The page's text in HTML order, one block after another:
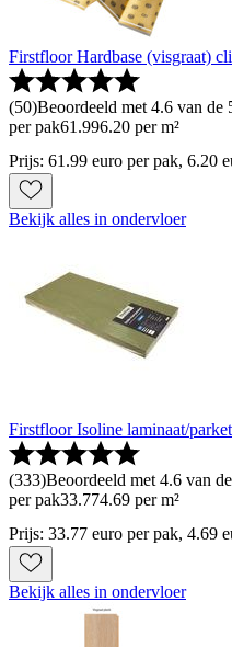
Firstfloor Hardbase (visgraat)
(50)Beoordeeld met 4.6 van de
per pak61 .996.20 per m²
Prijs: 61.99 euro per pak, 6.20
Bekijk alles in ondervloer
Firstfloor Isoline laminaat/
(333)Beoordeeld met 4.6 van
per pak33.774.69 per m²
Prijs: 33.77 euro per pak, 4.69
Bekijk alles in ondervloer